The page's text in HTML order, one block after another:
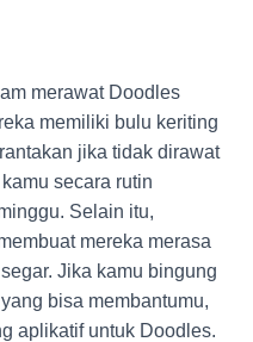
merawat Doodles
memiliki bulu keriting
jika tidak dirawat
secara rutin
Selain itu,
mereka merasa
Jika kamu bingung
bisa membantumu,
aplikatif untuk Doodles.